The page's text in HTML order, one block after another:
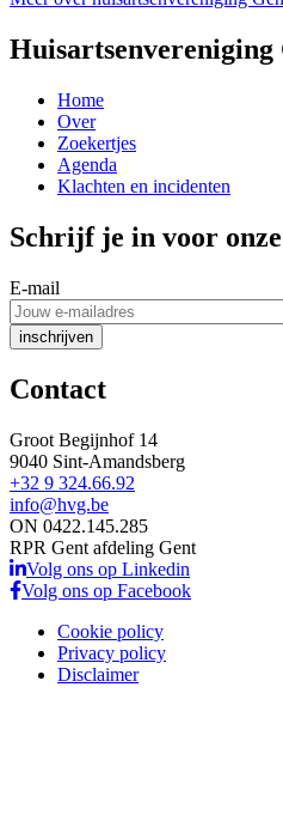
Huisartsenvereniging
Home
Over
Zoekertjes
Agenda
Klachten en incidenten
Schrijf je in voor
E-mail
Contact
Groot Begijnhof 14
9040 Sint-Amandsberg
+32 9 324.66.92
info@hvg.be
ON 0422.145.285
RPR Gent afdeling Gent
Volg ons op Linkedin
Volg ons op Facebook
Cookie policy
Privacy policy
Disclaimer